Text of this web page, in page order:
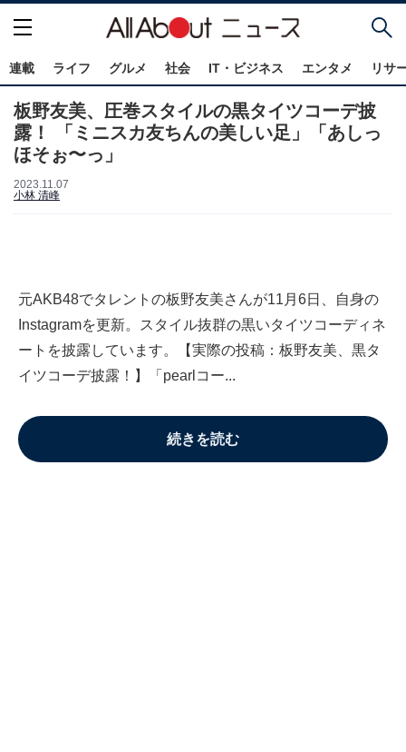
連載 ライフ グルメ 社会 IT・ビジネス エンタメ リサ
板野友美、圧巻スタイルの黒タイツコーデ披
露！ 「ミニスカ友ちんの美しい足」「あしっ
ほそぉ〜っ」
2023.11.07
小林 清峰
元AKB48でタレントの板野友美さんが11月6日、自身の
Instagramを更新。スタイル抜群の黒いタイツコーディネ
ートを披露しています。【実際の投稿：板野友美、黒タ
イツコーデ披露！】「pearlコー...
続きを読む